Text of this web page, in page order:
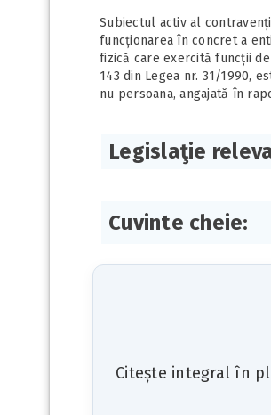
Subiectul activ al
funcționarea în concret a
fizică care exercită funcții
143 din Legea nr. 31/1990,
nu persoana, angajată în
Legislaţie
Cuvinte cheie:
Citește integral în